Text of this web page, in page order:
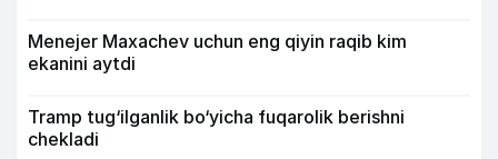
Menejer Maxachev uchun eng qiyin raqib kim
ekanini aytdi
Tramp tug‘ilganlik bo‘yicha fuqarolik berishni
chekladi